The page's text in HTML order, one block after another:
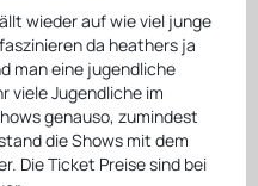
wieder auf wie viel junge
da heathers ja
man eine jugendliche
viele Jugendliche im
genauso, zumindest
die Shows mit dem
Die Ticket Preise sind bei